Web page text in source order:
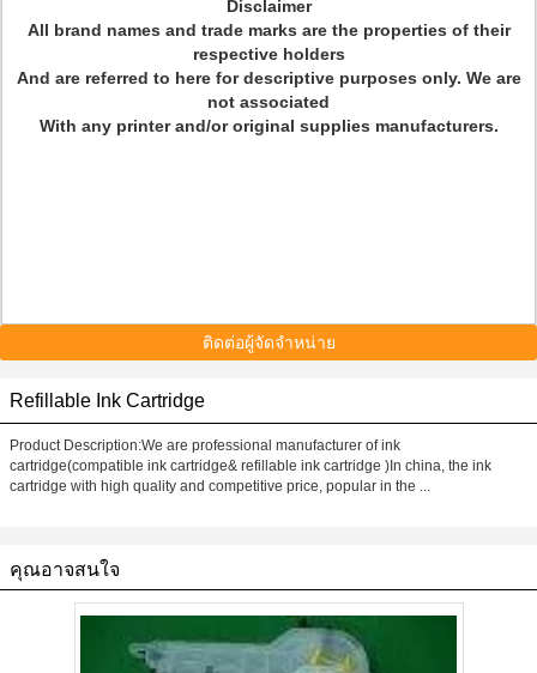
Disclaimer
All brand names and trade marks are the properties of their
respective holders
And are referred to here for descriptive purposes only. We are
not associated
With any printer and/or original supplies manufacturers.
ติดต่อผู้จัดจำหน่าย
Refillable Ink Cartridge
Product Description:We are professional manufacturer of ink
cartridge(compatible ink cartridge& refillable ink cartridge )In china, the ink
cartridge with high quality and competitive price, popular in the ...
คุณอาจสนใจ